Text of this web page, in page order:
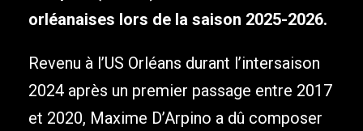
orléanaises lors de la saison 2025-2026.
Revenu à l’US Orléans durant l’intersaison
2024 après un premier passage entre 2017
et 2020, Maxime D’Arpino a dû composer